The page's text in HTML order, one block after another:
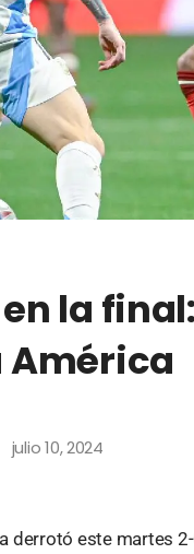
la
América
julio 10, 2024
derrotó este martes